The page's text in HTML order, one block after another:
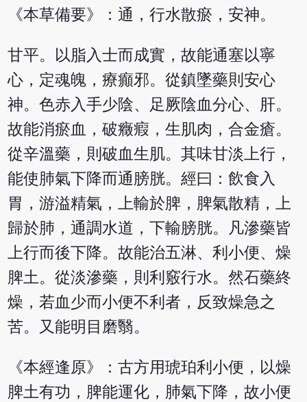
《本草備要》：通，行水散瘀，安神。
甘平。以脂入士而成實，故能通塞以寧
心，定魂魄，療癲邪。從鎮墜藥則安心
神。色赤入手少陰、足厥陰血分心、肝。
故能消瘀血，破癥瘕，生肌肉，合金瘡。
從辛溫藥，則破血生肌。其味甘淡上行，
能使肺氣下降而通膀胱。經曰：飲食入
胃，游溢精氣，上輸於脾，脾氣散精，上
歸於肺，通調水道，下輸膀胱。凡滲藥皆
上行而後下降。故能治五淋、利小便、燥
脾土。從淡滲藥，則利竅行水。然石藥終
燥，若血少而小便不利者，反致燥急之
苦。又能明目磨翳。
《本經逢原》：古方用琥珀利小便，以燥
脾土有功，脾能運化，肺氣下降，故小便